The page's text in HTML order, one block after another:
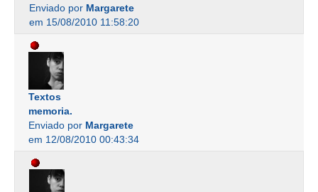
Enviado por Margarete
em 15/08/2010 11:58:20
Textos
memoria.
Enviado por Margarete
em 12/08/2010 00:43:34